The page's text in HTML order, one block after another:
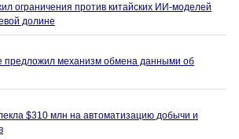
ограничения против китайских ИИ-моделей
долине
предложил механизм обмена данными об
$310 млн на автоматизацию добычи и